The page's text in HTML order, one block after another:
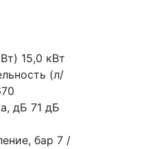
15,0 кВт
(л/
дБ 71 дБ
бар 7 /